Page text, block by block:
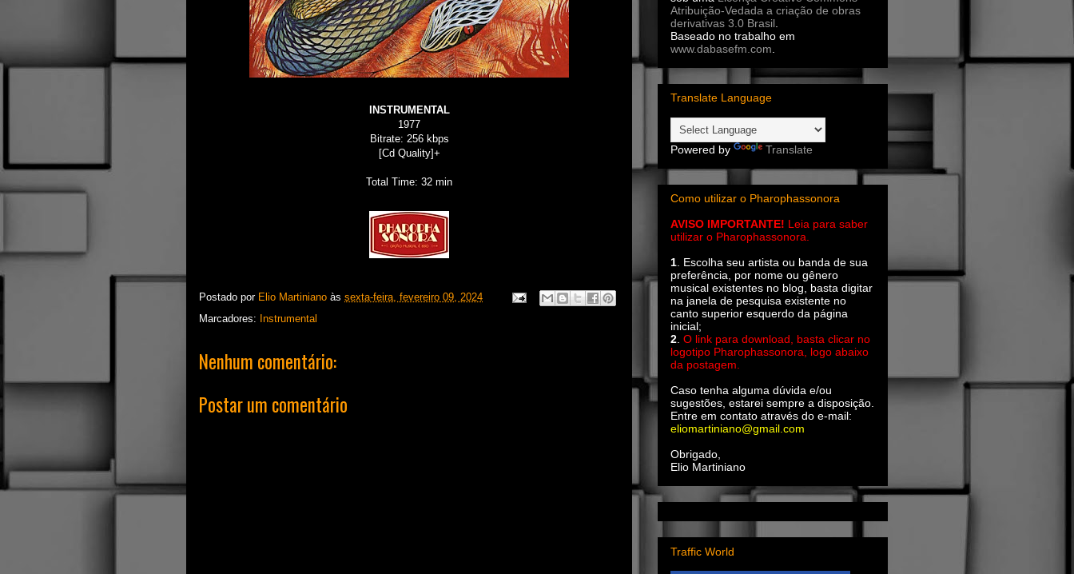
INSTRUMENTAL
1977
Bitrate: 256 kbps
[Cd Quality]+
Total Time: 32 min
Postado por Elio Martiniano às sexta-feira, fevereiro 09, 2024
Marcadores: Instrumental
Nenhum comentário:
Postar um comentário
Atribuição-Vedada a criação de obras
derivativas 3.0 Brasil
Baseado no trabalho em
www.dabasefm.com
Translate Language
Powered by Translate
Como utilizar o Pharophassonora
AVISO IMPORTANTE! Leia para saber
utilizar o Pharophassonora.
1. Escolha seu artista ou banda de sua
preferência, por nome ou gênero
musical existentes no blog, basta digitar
na janela de pesquisa existente no
canto superior esquerdo da página
inicial;
2. O link para download, basta clicar no
logotipo Pharophassonora, logo abaixo
da postagem.
Caso tenha alguma dúvida e/ou
sugestões, estarei sempre a disposição.
Entre em contato através do e-mail:
eliomartiniano@gmail.com
Obrigado,
Elio Martiniano
Traffic World